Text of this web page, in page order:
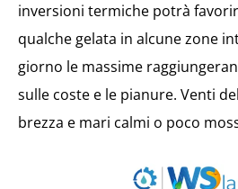
inversioni termiche potrà
qualche gelata in alcune zone
giorno le massime
sulle coste e le pianure. Venti
brezza e mari calmi o poco